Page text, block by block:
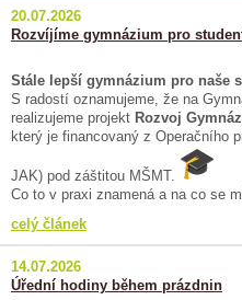
20.07.2026
Rozvíjíme gymnázium pro
Stále lepší gymnázium pro naše
S radostí oznamujeme, že na
realizujeme projekt Rozvoj
který je financovaný z Operačního
JAK) pod záštitou MŠMT.
Co to v praxi znamená a na co se
celý článek
14.07.2026
Úřední hodiny během prázdnin